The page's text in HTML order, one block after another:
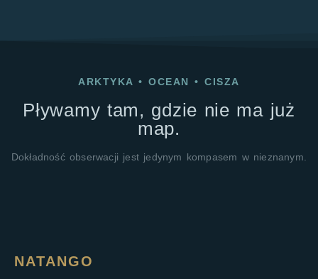
ARKTYKA• OCEAN• CISZA
Pływamy tam, gdzie nie ma już
map.
Dokładność obserwacji jest jedynym kompasem w nieznanym.
NATANGO